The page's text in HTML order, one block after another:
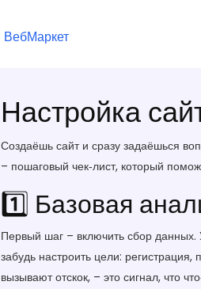
Настройка
Создаёшь сайт и сразу задаёшься
– пошаговый чек‑лист, который
1️⃣ Базовая
Первый шаг – включить сбор
забудь настроить цели:
вызывают отскок, – это сигнал, что